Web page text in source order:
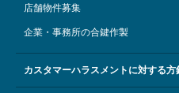
店舗物件募集
企業・事務所の合鍵作製
カスタマーハラスメントに対する方